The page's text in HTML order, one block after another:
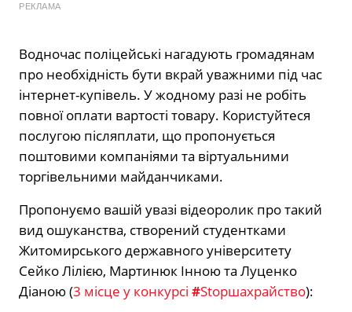
РЕКЛАМА
Водночас поліцейські нагадують громадянам
про необхідність бути вкрай уважними під час
інтернет-купівель. У жодному разі не робіть
повної оплати вартості товару. Користуйтеся
послугою післяплати, що пропонується
поштовими компаніями та віртуальними
торгівельними майданчиками.
Пропонуємо вашій увазі відеоролик про такий
вид ошуканства, створений студентками
Житомирського державного університету
Сейко Лілією, Мартинюк Інною та Луценко
Діаною (3 місце у конкурсі #Stopшахрайство):